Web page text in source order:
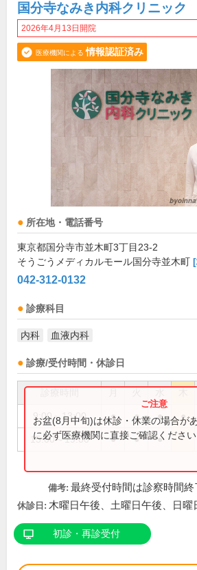
国分寺なみき内科クリニック
2026年4月13日開院
医療機関による 情報認証済み
所在地・電話番号
東京都国分寺市並木町3丁目23-2
そうごうメディカルモール国分寺並木町
042-312-0132
診療科目
内科 血液内科
診療/受付時間・休診日
9:00～13:00 ● ● ● ●
15:00～19:00 ● ● ●
お盆(8月中旬)は休診・休業の場合が
に必ず医療機関に直接ご確認ください
備考: 最終受付時間は診察時間
休診日: 木曜日午後、土曜日午後、日曜
初診・再診受付